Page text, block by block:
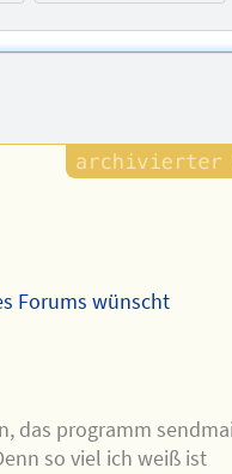
Forums wünscht
das programm
so viel ich weiß ist